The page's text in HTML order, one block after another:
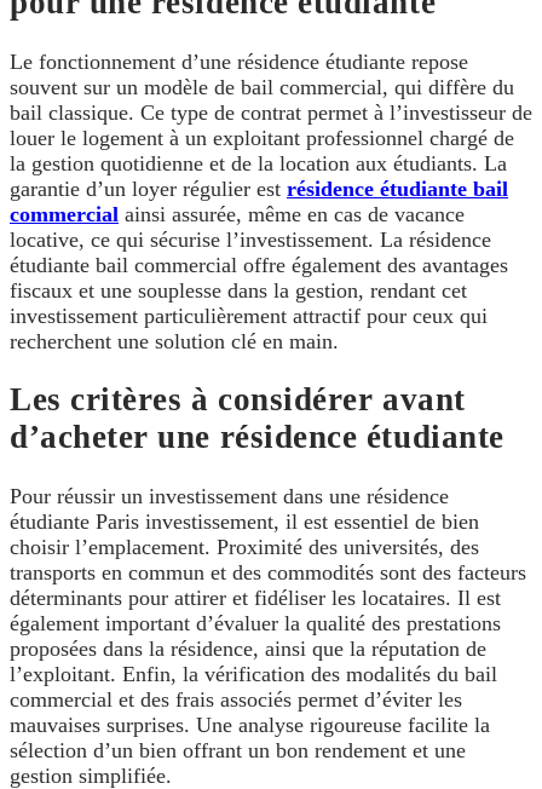
Le fonctionnement d’une résidence étudiante repose
souvent sur un modèle de bail commercial, qui diffère du
bail classique. Ce type de contrat permet à l’investisseur de
louer le logement à un exploitant professionnel chargé de
la gestion quotidienne et de la location aux étudiants. La
garantie d’un loyer régulier est résidence étudiante bail
commercial ainsi assurée, même en cas de vacance
locative, ce qui sécurise l’investissement. La résidence
étudiante bail commercial offre également des avantages
fiscaux et une souplesse dans la gestion, rendant cet
investissement particulièrement attractif pour ceux qui
recherchent une solution clé en main.
Les critères à considérer avant
d’acheter une résidence étudiante
Pour réussir un investissement dans une résidence
étudiante Paris investissement, il est essentiel de bien
choisir l’emplacement. Proximité des universités, des
transports en commun et des commodités sont des facteurs
déterminants pour attirer et fidéliser les locataires. Il est
également important d’évaluer la qualité des prestations
proposées dans la résidence, ainsi que la réputation de
l’exploitant. Enfin, la vérification des modalités du bail
commercial et des frais associés permet d’éviter les
mauvaises surprises. Une analyse rigoureuse facilite la
sélection d’un bien offrant un bon rendement et une
gestion simplifiée.